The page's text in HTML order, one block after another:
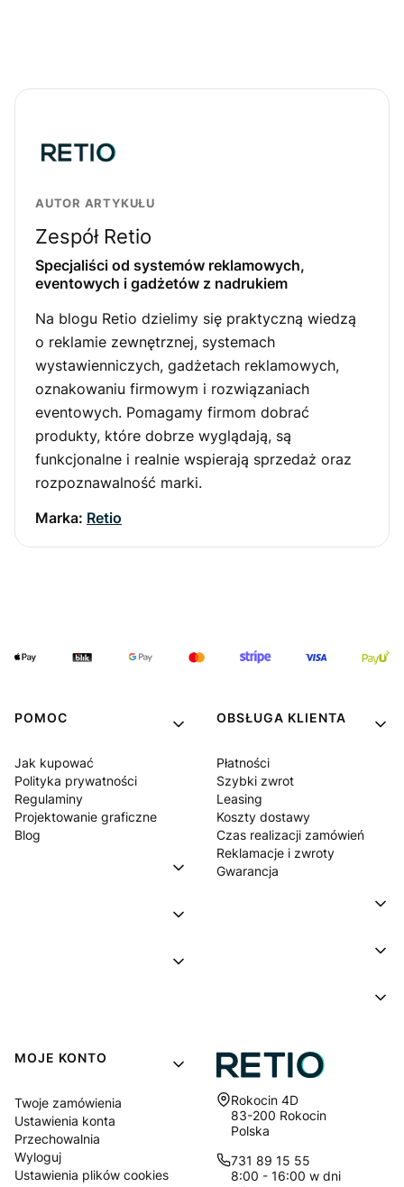
AUTOR ARTYKUŁU
Zespół Retio
Specjaliści od systemów reklamowych,
eventowych i gadżetów z nadrukiem
Na blogu Retio dzielimy się praktyczną wiedzą
o reklamie zewnętrznej, systemach
wystawienniczych, gadżetach reklamowych,
oznakowaniu firmowym i rozwiązaniach
eventowych. Pomagamy firmom dobrać
produkty, które dobrze wyglądają, są
funkcjonalne i realnie wspierają sprzedaż oraz
rozpoznawalność marki.
Marka: Retio
POMOC
Jak kupować
Polityka prywatności
Regulaminy
Projektowanie graficzne
Blog
OBSŁUGA KLIENTA
Płatności
Szybki zwrot
Leasing
Koszty dostawy
Czas realizacji zamówień
Reklamacje i zwroty
Gwarancja
MOJE KONTO
Twoje zamówienia
Ustawienia konta
Przechowalnia
Wyloguj
Ustawienia plików cookies
Adres:
Rokocin 4D
83-200 Rokocin
Polska
731 89 15 55
8:00 - 16:00 w dni